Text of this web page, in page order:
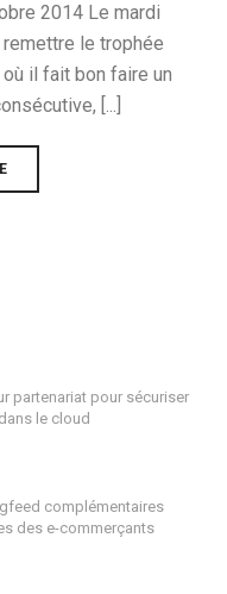
2014 Le mardi
le trophée
il fait bon faire un
[...]
partenariat pour sécuriser
le cloud
complémentaires
des e-commerçants